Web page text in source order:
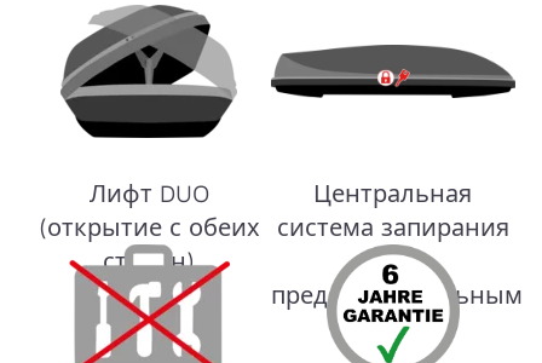
Лифт DUO
(открытие с обеих
сторон)
Центральная
система запирания
с
предохранительным
замком